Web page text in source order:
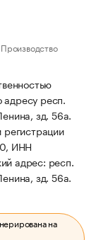
Производство
адресу респ.
зд. 56а.
регистрации
ИНН
адрес: респ.
зд. 56а.
на